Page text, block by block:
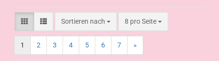
Sortieren nach 8 pro Seite
1 2 3 4 5 6 7 »